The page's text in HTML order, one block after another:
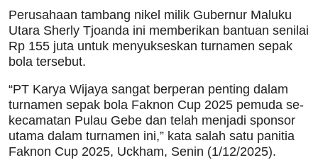
Perusahaan tambang nikel milik Gubernur Maluku
Utara Sherly Tjoanda ini memberikan bantuan senilai
Rp 155 juta untuk menyukseskan turnamen sepak
bola tersebut.
“PT Karya Wijaya sangat berperan penting dalam
turnamen sepak bola Faknon Cup 2025 pemuda se-
kecamatan Pulau Gebe dan telah menjadi sponsor
utama dalam turnamen ini,” kata salah satu panitia
Faknon Cup 2025, Uckham, Senin (1/12/2025).